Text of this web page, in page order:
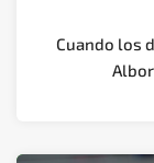
Cuando los